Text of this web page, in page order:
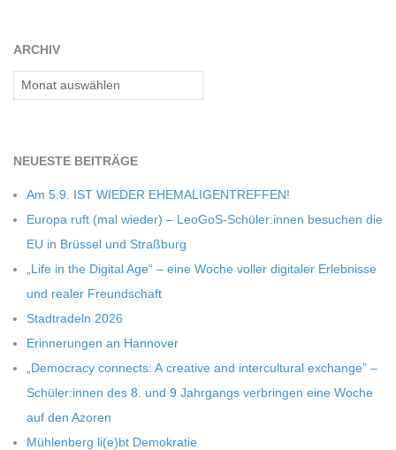
ARCHIV
Archiv
NEU­ESTE BEITRÄGE
Am 5.9. IST WIEDER EHEMALIGENTREFFEN!
Europa ruft (mal wie­der) – LeoGoS-Schüler:innen besu­chen die
EU in Brüs­sel und Straßburg
„Life in the Digi­tal Age“ – eine Woche vol­ler digi­ta­ler Erleb­nisse
und rea­ler Freundschaft
Stadt­ra­deln 2026
Erin­ne­run­gen an Hannover
„Demo­cracy con­nects: A crea­tive and inter­cul­tu­ral exch­ange” –
Schüler:innen des 8. und 9 Jahr­gangs ver­brin­gen eine Woche
auf den Azoren
Müh­len­berg li(e)bt Demokratie